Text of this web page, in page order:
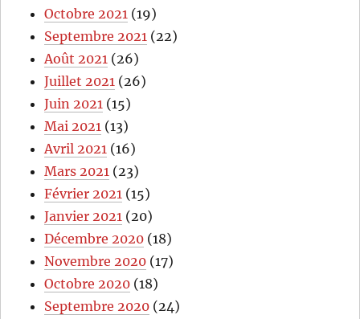
Octobre 2021 (19)
Septembre 2021 (22)
Août 2021 (26)
Juillet 2021 (26)
Juin 2021 (15)
Mai 2021 (13)
Avril 2021 (16)
Mars 2021 (23)
Février 2021 (15)
Janvier 2021 (20)
Décembre 2020 (18)
Novembre 2020 (17)
Octobre 2020 (18)
Septembre 2020 (24)